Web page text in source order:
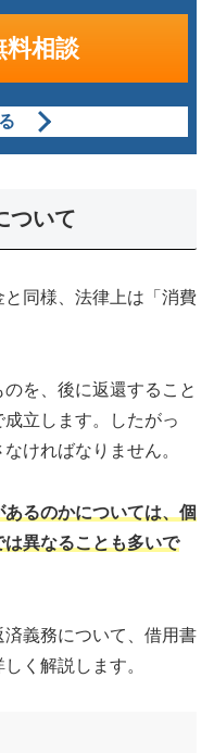
料相談
ついて
同様、法律上は「消費
を、後に返還すること
立します。したがっ
ければなりません。
るのかについては、個
異なることも多いで
義務について、借用書
く解説します。